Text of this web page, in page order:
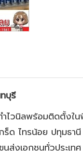
บุรี
ำไวนิลพร้อมติดตั้ง
ด ไทรน้อย ปทุมธ
ส่งเอกชนทั่วประเทศ